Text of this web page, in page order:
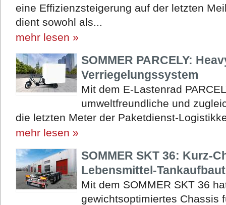
eine Effizienzsteigerung auf der letzten
dient sowohl als...
mehr lesen »
SOMMER PARCELY:
Verriegelungssystem
Mit dem E-Lastenrad
umweltfreundliche und
die letzten Meter der Paketdienst-
mehr lesen »
SOMMER SKT 36: Kurz-
Lebensmittel-
Mit dem SOMMER SKT 36
gewichtsoptimiertes Chassis